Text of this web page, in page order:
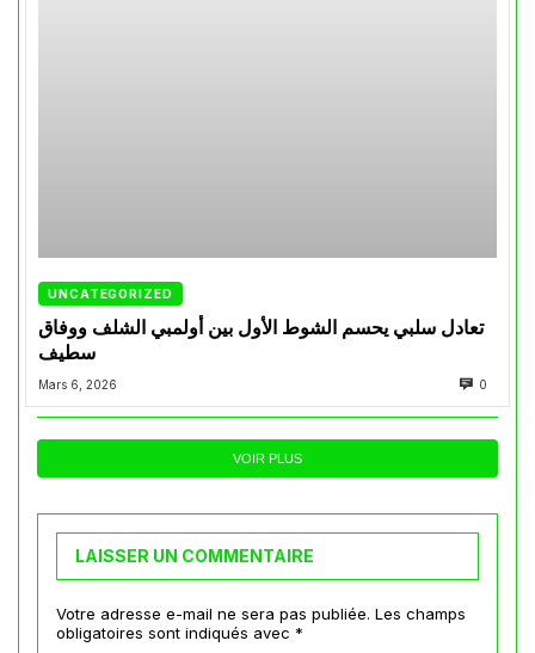
UNCATEGORIZED
تعادل سلبي يحسم الشوط الأول بين أولمبي الشلف ووفاق
سطيف
Mars 6, 2026 0
VOIR PLUS
LAISSER UN COMMENTAIRE
Votre adresse e-mail ne sera pas publiée. Les champs
obligatoires sont indiqués avec *